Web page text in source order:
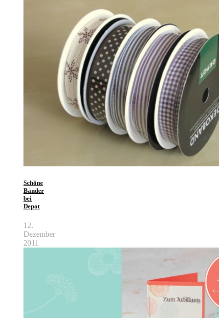
Schöne
Bänder
bei
Depot
12.
Dezember
2011